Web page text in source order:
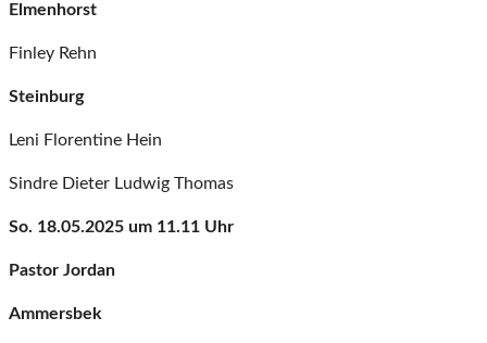
Elmenhorst
Finley Rehn
Steinburg
Leni Florentine Hein
Sindre Dieter Ludwig Thomas
So. 18.05.2025 um 11.11 Uhr
Pastor Jordan
Ammersbek